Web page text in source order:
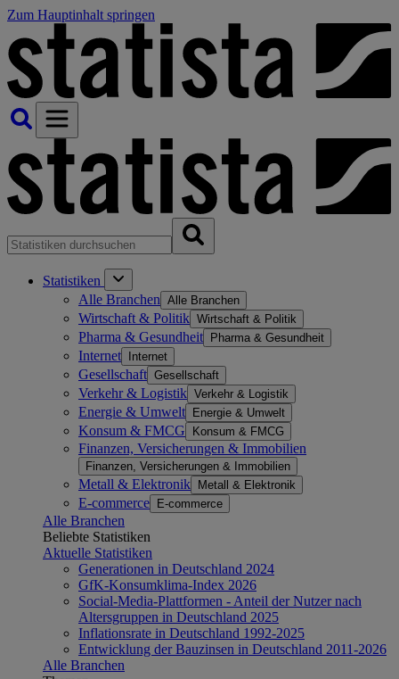
Zum Hauptinhalt springen
Statistiken
Alle Branchen Alle Branchen
Wirtschaft & Politik Wirtschaft & Politik
Pharma & Gesundheit Pharma & Gesundheit
Internet Internet
Gesellschaft Gesellschaft
Verkehr & Logistik Verkehr & Logistik
Energie & Umwelt Energie & Umwelt
Konsum & FMCG Konsum & FMCG
Finanzen, Versicherungen & Immobilien
Finanzen, Versicherungen & Immobilien
Metall & Elektronik Metall & Elektronik
E-commerce E-commerce
Alle Branchen
Beliebte Statistiken
Aktuelle Statistiken
Generationen in Deutschland 2024
GfK-Konsumklima-Index 2026
Social-Media-Plattformen - Anteil der Nutzer nach
Altersgruppen in Deutschland 2025
Inflationsrate in Deutschland 1992-2025
Entwicklung der Bauzinsen in Deutschland 2011-2026
Alle Branchen